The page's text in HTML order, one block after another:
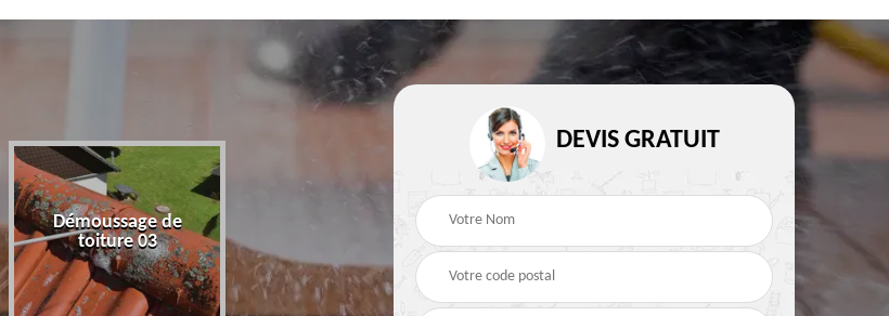
Démoussage de
toiture 03
ravalement de façade
Rénovation de façade
03
Peintre en bâtiment
DEVIS GRATUIT